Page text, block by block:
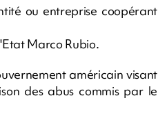
ou entreprise coopérant
Marco Rubio.
américain visant
des abus commis par le